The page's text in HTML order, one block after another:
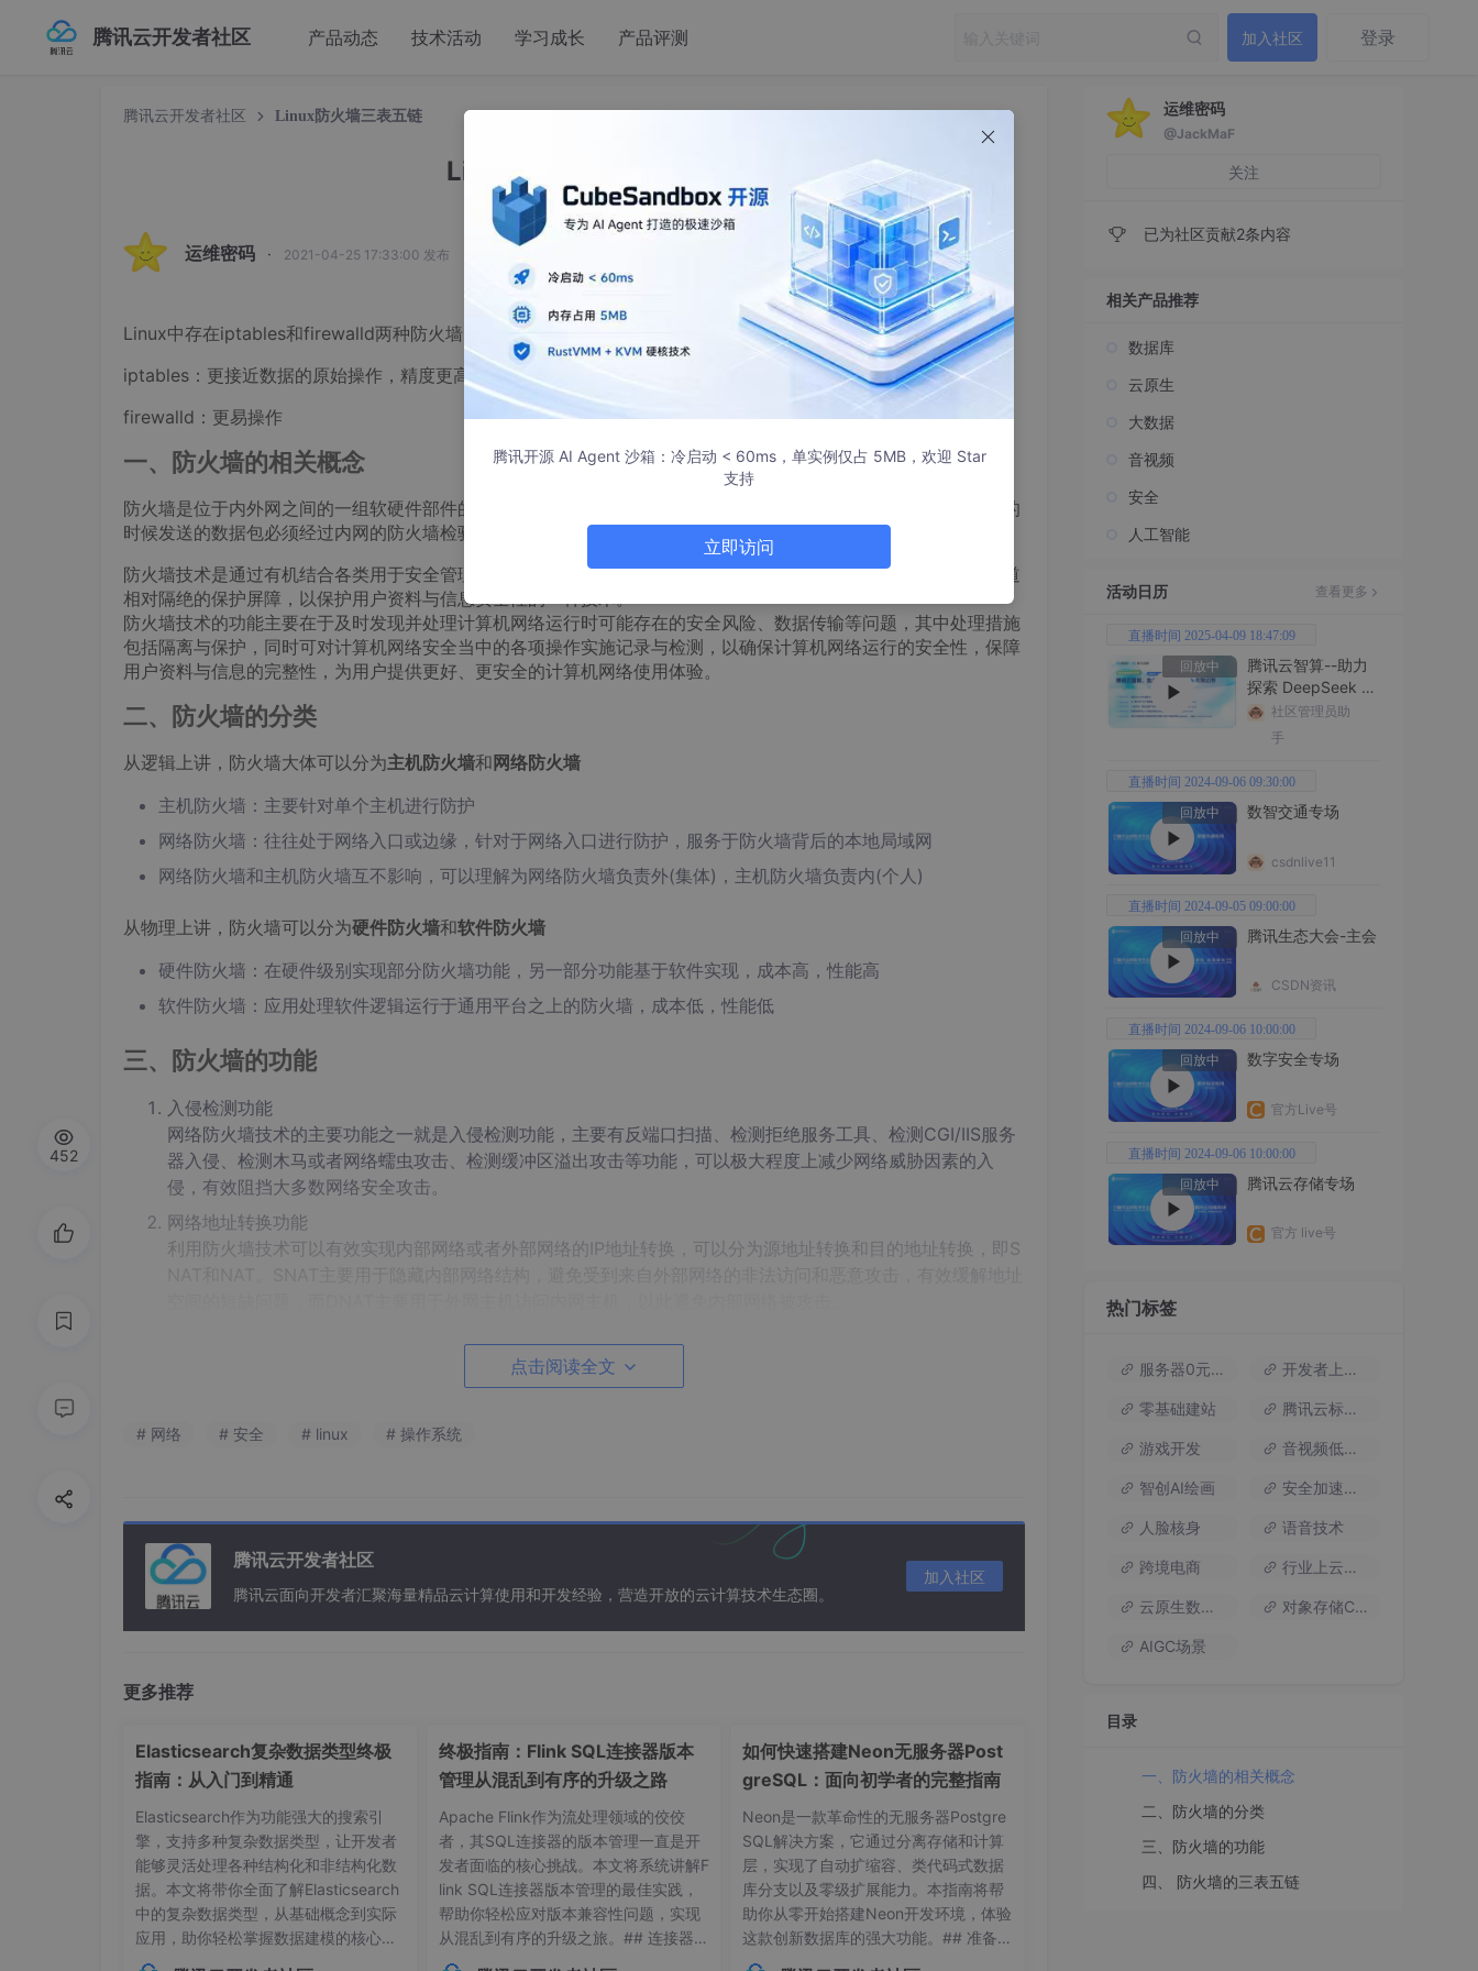
腾讯云开发者社区 产品动态 技术活动 学习成长 产品评测 加入社区 登录
腾讯云开发者社区 Linux防火墙三表五链
Linux防火墙三表五链
运维密码 · 2021-04-25 17:33:00 发布
Linux中存在iptables和firewalld两种防火墙
iptables：更接近数据的原始操作，精度更高
firewalld：更易操作
一、防火墙的相关概念
防火墙是位于内外网之间的一组软硬件部件的组合，主要目的就是保护内外网的数据流通的
，当外网访问内网的
时候发送的数据包必须经过内网的防火墙检验是否符合规则。
防火墙技术是通过有机结合各类用于安全管理与筛选的软件和硬件设备，帮助计算机网络于其内、外网之间构建一道
相对隔绝的保护屏障，以保护用户资料与信息安全性的一种技术。
防火墙技术的功能主要在于及时发现并处理计算机网络运行时可能存在的安全风险、数据传输等问题，其中处理措施
包括隔离与保护，同时可对计算机网络安全当中的各项操作实施记录与检测，以确保计算机网络运行的安全性，保障
用户资料与信息的完整性，为用户提供更好、更安全的计算机网络使用体验。
二、防火墙的分类
从逻辑上讲，防火墙大体可以分为主机防火墙和 网络防火墙
主机防火墙：主要针对单个主机进行防护
网络防火墙：往往处于网络入口或边缘，针对于网络入口进行防护，服务于防火墙背后的本地局域网
网络防火墙和主机防火墙互不影响，可以理解为网络防火墙负责外(集体)，主机防火墙负责内(个人)
从物理上讲，防火墙可以分为硬件防火墙和软件防火墙
硬件防火墙：在硬件级别实现部分防火墙功能，另一部分功能基于软件实现，成本高，性能高
软件防火墙：应用处理软件逻辑运行于通用平台之上的防火墙，成本低，性能低
三、防火墙的功能
入侵检测功能
网络防火墙技术的主要功能之一就是入侵检测功能，主要有反端口扫描、检测拒绝服务工具、检测CGI/IIS服务
器入侵、检测木马或者网络蠕虫攻击、检测缓冲区溢出攻击等功能，可以极大程度上减少网络威胁因素的入
侵，有效阻挡大多数网络安全攻击。
网络地址转换功能
利用防火墙技术可以有效实现内部网络或者外部网络的IP地址转换，可以分为源地址转换和目的地址转换，即S
通过此功能可以有效对系统管理的所有操作以及安全信息进行记录，提供有关网络使用情况的统计数据，方便
强化网络安全服务
四、 防火墙的三表五链
防火墙的三张表分别为，
第三张表：备用表格mangle： input output forward postrouting prerouting
表功能及内核模块
filter 负责过滤功能，防火墙 iptables_filter
nat(Network Address Translation) 用于网络地址转换(IP、端口) iptables_net
mangle 拆解报文，作出修改，封装报文 iptables_mangle
点击阅读全文
# 网络 # 安全 # linux # 操作系统
腾讯云开发者社区
腾讯云面向开发者汇聚海量精品云计算使用和开发经验，营造开放的云计算技术生态圈。
加入社区
更多推荐
Elasticsearch复杂数据类型终极
指南：从入门到精通
Elasticsearch作为功能强大的搜索引
擎，支持多种复杂数据类型，让开发者
能够灵活处理各种结构化和非结构化数
据。本文将带你全面了解Elasticsearch
中的复杂数据类型，从基础概念到实际
应用，助你轻松掌握数据建模的核心技
巧。## 内部对象：构建层级化数据结构
终极指南：Flink SQL连接器版本
管理从混乱到有序的升级之路
Apache Flink作为流处理领域的佼佼
者，其SQL连接器的版本管理一直是开
发者面临的核心挑战。本文将系统讲解F
link SQL连接器版本管理的最佳实践，
帮助你轻松应对版本兼容性问题，实现
从混乱到有序的升级之旅。## 连接器版
本管理的常见痛点 😫在Flink应用开发
如何快速搭建Neon无服务器Post
greSQL：面向初学者的完整指南
Neon是一款革命性的无服务器Postgre
SQL解决方案，它通过分离存储和计算
层，实现了自动扩缩容、类代码式数据
库分支以及零级扩展能力。本指南将帮
助你从零开始搭建Neon开发环境，体验
这款创新数据库的强大功能。## 准备工
作：环境要求与依赖项在开始搭建Neon
452
运维密码
@JackMaF
关注
已为社区贡献2条内容
相关产品推荐
数据库
云原生
大数据
音视频
安全
人工智能
活动日历 查看更多
直播时间 2025-04-09 18:47:09
回放中
腾讯云智算--助力
探索 DeepSeek 无
限边界社区管理员助
手
直播时间 2024-09-06 09:30:00
回放中
数智交通专场
csdnlive11
直播时间 2024-09-05 09:00:00
回放中
腾讯生态大会-主会
CSDN资讯
直播时间 2024-09-06 10:00:00
回放中
数字安全专场
官方Live号
直播时间 2024-09-06 10:00:00
回放中
腾讯云存储专场
官方 live号
热门标签
服务器0元试用 开发者上云包
零基础建站 腾讯云标杆案例
游戏开发 音视频低代码
智创AI绘画 安全加速流量
人脸核身 语音技术
跨境电商 行业上云方案
云原生数据库 对象存储COS
AIGC场景
目录
一、防火墙的相关概念
二、防火墙的分类
三、防火墙的功能
四、 防火墙的三表五链
腾讯开源 AI Agent 沙箱：冷启动 < 60ms，单实例仅占 5MB，欢迎 Star
支持
立即访问